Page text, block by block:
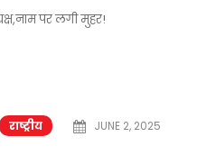
पर लगी मुहर!
राष्ट्रीय
JUNE 2, 2025